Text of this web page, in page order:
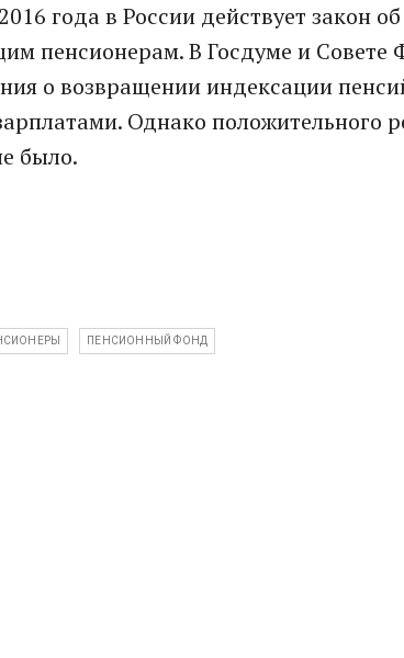
года в России действует закон
пенсионерам. В Госдуме и Совете
о возвращении индексации
Однако положительного
было.
ПЕНСИОННЫЙ ФОНД